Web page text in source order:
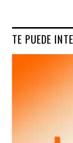
TE PUEDE